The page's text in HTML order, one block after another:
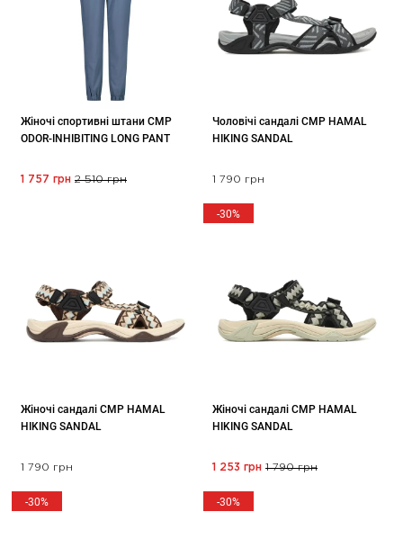
Жіночі спортивні штани CMP
ODOR-INHIBITING LONG PANT
1 757 грн 2 510 грн
Чоловічі сандалі CMP HAMAL
HIKING SANDAL
1 790 грн
Жіночі сандалі CMP HAMAL
HIKING SANDAL
1 790 грн
-30%
Жіночі сандалі CMP HAMAL
HIKING SANDAL
1 253 грн 1 790 грн
-30% -30%